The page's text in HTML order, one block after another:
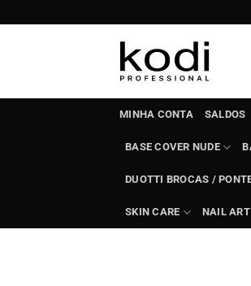
to
MINHA CONTA SALDOS
BASE COVER NUDE
DUOTTI BROCAS /
SKIN CARE NAIL ART